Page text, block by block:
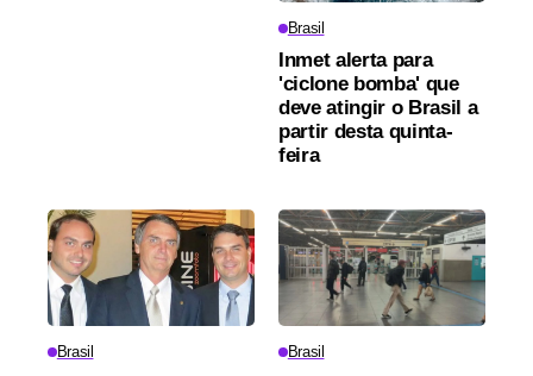
Brasil
Inmet alerta para
'ciclone bomba' que
deve atingir o Brasil a
partir desta quinta-
feira
Brasil Brasil